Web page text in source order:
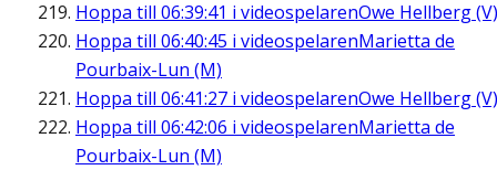
Hoppa till 06:39:41 i videospelarenOwe Hellberg (V)
Hoppa till 06:40:45 i videospelarenMarietta de
Pourbaix-Lun (M)
Hoppa till 06:41:27 i videospelarenOwe Hellberg (V)
Hoppa till 06:42:06 i videospelarenMarietta de
Pourbaix-Lun (M)